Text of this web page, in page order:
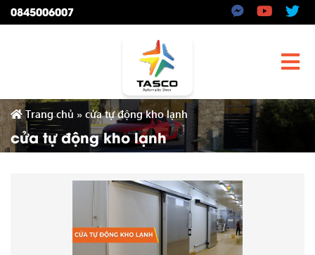
0845006007
Trang chủ » cửa tự động kho lạnh
cửa tự động kho lạnh